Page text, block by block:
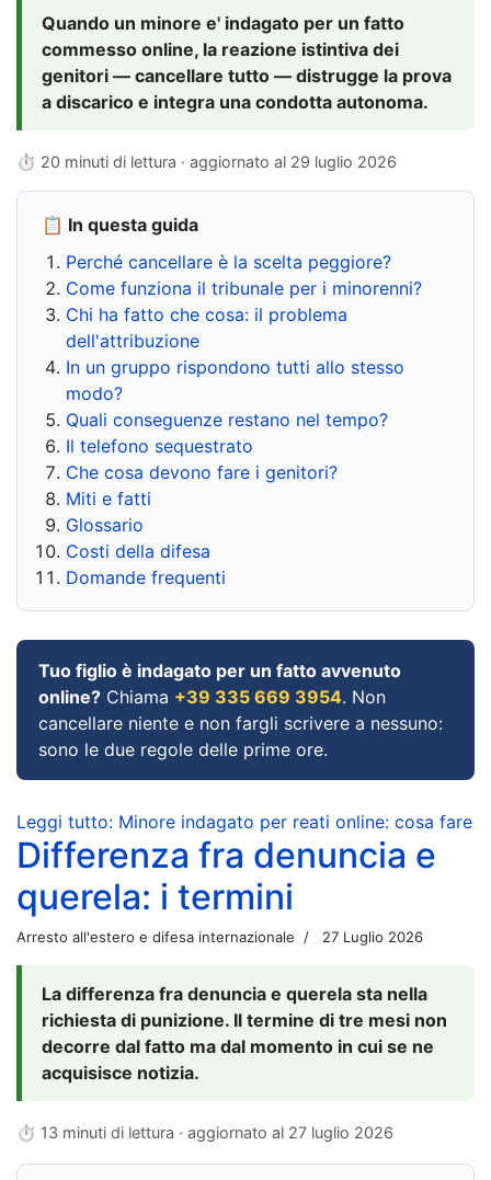
Quando un minore e' indagato per un fatto
commesso online, la reazione istintiva dei
genitori — cancellare tutto — distrugge la prova
a discarico e integra una condotta autonoma.
⏱ 20 minuti di lettura · aggiornato al 29 luglio 2026
📋 In questa guida
Perché cancellare è la scelta peggiore?
Come funziona il tribunale per i minorenni?
Chi ha fatto che cosa: il problema
dell'attribuzione
In un gruppo rispondono tutti allo stesso
modo?
Quali conseguenze restano nel tempo?
Il telefono sequestrato
Che cosa devono fare i genitori?
Miti e fatti
Glossario
Costi della difesa
Domande frequenti
Tuo figlio è indagato per un fatto avvenuto
online? Chiama +39 335 669 3954. Non
cancellare niente e non fargli scrivere a nessuno:
sono le due regole delle prime ore.
Leggi tutto: Minore indagato per reati online: cosa fare
Differenza fra denuncia e
querela: i termini
Arresto all'estero e difesa internazionale 27 Luglio 2026
La differenza fra denuncia e querela sta nella
richiesta di punizione. Il termine di tre mesi non
decorre dal fatto ma dal momento in cui se ne
acquisisce notizia.
⏱ 13 minuti di lettura · aggiornato al 27 luglio 2026